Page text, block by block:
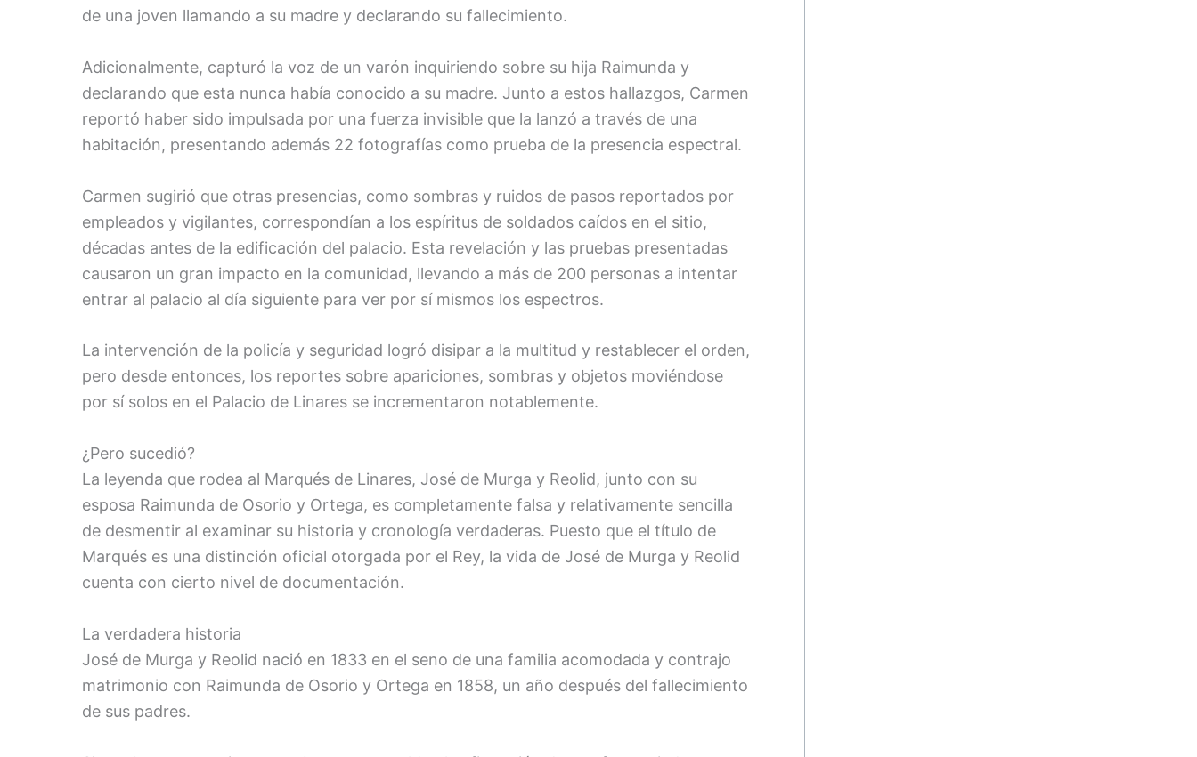
de una joven llamando a su madre y declarando su fallecimiento.
Adicionalmente, capturó la voz de un varón inquiriendo sobre su hija Raimunda y
declarando que esta nunca había conocido a su madre. Junto a estos hallazgos, Carmen
reportó haber sido impulsada por una fuerza invisible que la lanzó a través de una
habitación, presentando además 22 fotografías como prueba de la presencia espectral.
Carmen sugirió que otras presencias, como sombras y ruidos de pasos reportados por
empleados y vigilantes, correspondían a los espíritus de soldados caídos en el sitio,
décadas antes de la edificación del palacio. Esta revelación y las pruebas presentadas
causaron un gran impacto en la comunidad, llevando a más de 200 personas a intentar
entrar al palacio al día siguiente para ver por sí mismos los espectros.
La intervención de la policía y seguridad logró disipar a la multitud y restablecer el orden,
pero desde entonces, los reportes sobre apariciones, sombras y objetos moviéndose
por sí solos en el Palacio de Linares se incrementaron notablemente.
¿Pero sucedió?
La leyenda que rodea al Marqués de Linares, José de Murga y Reolid, junto con su
esposa Raimunda de Osorio y Ortega, es completamente falsa y relativamente sencilla
de desmentir al examinar su historia y cronología verdaderas. Puesto que el título de
Marqués es una distinción oficial otorgada por el Rey, la vida de José de Murga y Reolid
cuenta con cierto nivel de documentación.
La verdadera historia
José de Murga y Reolid nació en 1833 en el seno de una familia acomodada y contrajo
matrimonio con Raimunda de Osorio y Ortega en 1858, un año después del fallecimiento
de sus padres.